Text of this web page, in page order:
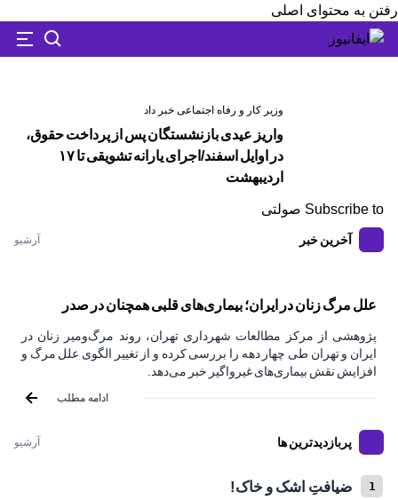
رفتن به محتوای اصلی
وزیر کار و رفاه اجتماعی خبر داد
واریز عیدی بازنشستگان پس از پرداخت حقوق،
در اوایل اسفند/اجرای یارانه تشویقی تا ۱۷
اردیبهشت
Subscribe to صولتی
آخرین خبر آرشیو
علل مرگ زنان در ایران؛ بیماری‌های قلبی همچنان در صدر
پژوهشی از مرکز مطالعات شهرداری تهران، روند مرگ‌ومیر زنان در
ایران و تهران طی چهار دهه را بررسی کرده و از تغییر الگوی علل مرگ و
افزایش نقش بیماری‌های غیرواگیر خبر می‌دهد.
ادامه مطلب
پربازدیدترین ها آرشیو
ضیافتِ اشک و خاک!